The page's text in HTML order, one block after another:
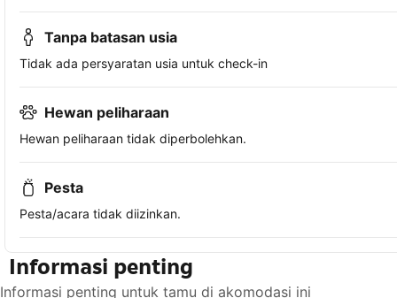
Tanpa batasan usia
Tidak ada persyaratan usia untuk check-in
Hewan peliharaan
Hewan peliharaan tidak diperbolehkan.
Pesta
Pesta/acara tidak diizinkan.
Informasi penting
Informasi penting untuk tamu di akomodasi ini